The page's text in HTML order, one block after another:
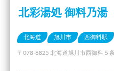
北彩湯処 御料乃湯
北海道 旭川市 西御料駅
〒078-8825 北海道旭川市西御料５